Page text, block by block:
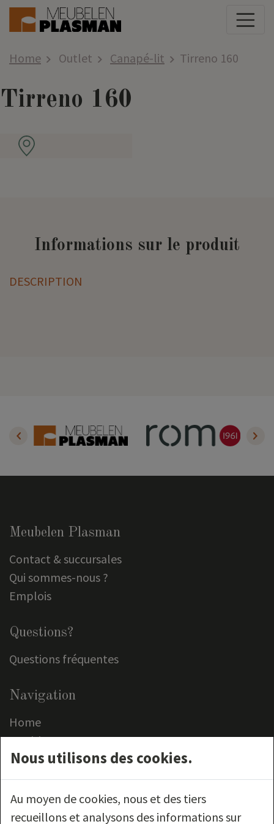
Home Outlet Canapé-lit Tirreno 160
Tirreno 160
Informations sur le produit
DESCRIPTION
Meubelen Plasman
Contact & succursales
Qui sommes-nous ?
Emplois
Questions?
Questions fréquentes
Navigation
Home
Meubles
Outlet
Service clientèle
Contact
Nous utilisons des cookies.
Au moyen de cookies, nous et des tiers
recueillons et analysons des informations sur